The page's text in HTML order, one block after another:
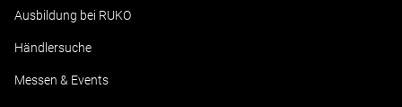
Ausbildung bei RUKO
Händlersuche
Messen & Events